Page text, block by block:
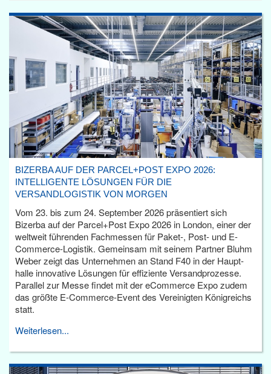
BIZERBA AUF DER PARCEL+POST EXPO 2026:
INTELLIGENTE LÖSUNGEN FÜR DIE
VERSANDLOGISTIK VON MORGEN
Vom 23. bis zum 24. September 2026 präsentiert sich
Bizerba auf der Parcel+Post Expo 2026 in London, einer der
weltweit führenden Fachmessen für Paket-, Post- und E-
Commerce-Logistik. Gemeinsam mit seinem Partner Bluhm
Weber zeigt das Unternehmen an Stand F40 in der Haupt­
halle innovative Lösungen für effiziente Versandprozesse.
Parallel zur Messe findet mit der eCommerce Expo zudem
das größte E-Commerce-Event des Vereinigten Königreichs
statt.
Weiterlesen...